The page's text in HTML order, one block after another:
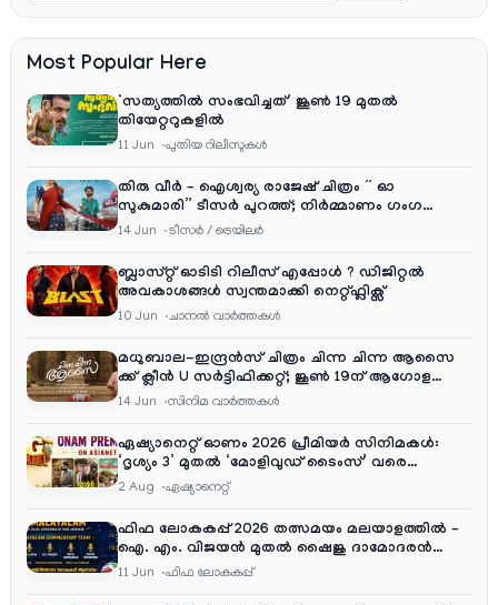
Most Popular Here
‘സത്യത്തിൽ സംഭവിച്ചത്’ ജൂൺ 19 മുതൽ
തിയേറ്ററുകളിൽ
11 Jun പുതിയ റിലീസുകള്‍
തിരു വീർ – ഐശ്വര്യ രാജേഷ് ചിത്രം ” ഓ
സുകുമാരി” ടീസർ പുറത്ത്; നിർമ്മാണം ഗംഗ
എന്റർടൈൻമെന്റ്‌സ്
14 Jun ടീസര്‍ / ട്രെയിലര്‍
ബ്ലാസ്റ്റ് ഓടിടി റിലീസ് എപ്പോൾ ? ഡിജിറ്റൽ
അവകാശങ്ങൾ സ്വന്തമാക്കി നെറ്റ്ഫ്ലിക്സ്
10 Jun ചാനല്‍ വാര്‍ത്തകള്‍
മധുബാല-ഇന്ദ്രൻസ് ചിത്രം ചിന്ന ചിന്ന ആസൈ
ക്ക് ക്ലീൻ U സർട്ടിഫിക്കറ്റ്; ജൂൺ 19ന് ആഗോള
റിലീസ്
14 Jun സിനിമ വാര്‍ത്തകള്‍
ഏഷ്യാനെറ്റ് ഓണം 2026 പ്രീമിയർ സിനിമകൾ:
‘ദൃശ്യം 3’ മുതൽ ‘മോളിവുഡ് ടൈംസ്’ വരെ
ആഘോഷ വിരുന്ന്
2 Aug ഏഷ്യാനെറ്റ്‌
ഫിഫ ലോകകപ്പ് 2026 തത്സമയം മലയാളത്തിൽ –
ഐ. എം. വിജയൻ മുതൽ ഷൈജു ദാമോദരൻ
വരെ കമന്ററി സംഘത്തിൽ
11 Jun ഫിഫ ലോകകപ്പ്